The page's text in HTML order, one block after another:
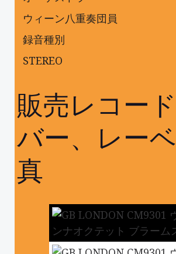
ウィーン八重奏団員
録音種別
STEREO
販売レコー
バー、レー
真